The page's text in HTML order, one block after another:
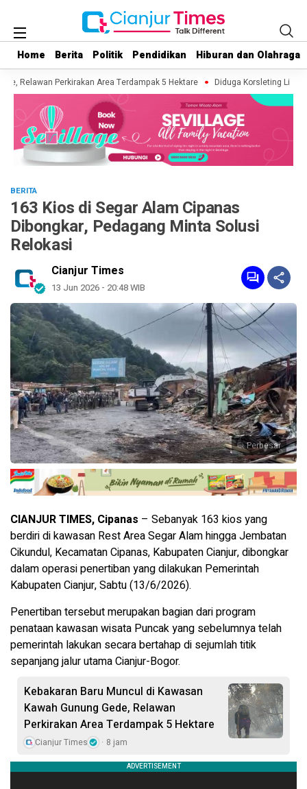
Home Berita Politik Pendidikan Hiburan dan Olahraga
Home Berita Politik Pendidikan Hiburan dan Olahraga
Relawan Perkirakan Area Terdampak 5 Hektare Diduga Korsleting Listrik,
BERITA
163 Kios di Segar Alam Cipanas
Dibongkar, Pedagang Minta Solusi
Relokasi
Cianjur Times
13 Jun 2026 - 20:48 WIB
Perbesar
CIANJUR TIMES, Cipanas – Sebanyak 163 kios yang
berdiri di kawasan Rest Area Segar Alam hingga Jembatan
Cikundul, Kecamatan Cipanas, Kabupaten Cianjur, dibongkar
dalam operasi penertiban yang dilakukan Pemerintah
Kabupaten Cianjur, Sabtu (13/6/2026).
Penertiban tersebut merupakan bagian dari program
penataan kawasan wisata Puncak yang sebelumnya telah
pemerintah lakukan secara bertahap di sejumlah titik
sepanjang jalur utama Cianjur-Bogor.
Kebakaran Baru Muncul di Kawasan
Kawah Gunung Gede, Relawan
Perkirakan Area Terdampak 5 Hektare
Cianjur Times 8 jam